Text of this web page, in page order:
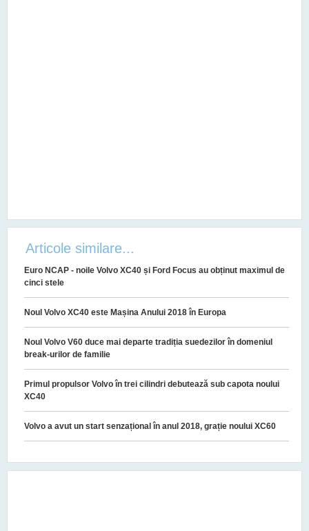
Articole similare...
Euro NCAP - noile Volvo XC40 și Ford Focus au obținut maximul de
cinci stele
Noul Volvo XC40 este Mașina Anului 2018 în Europa
Noul Volvo V60 duce mai departe tradiția suedezilor în domeniul
break-urilor de familie
Primul propulsor Volvo în trei cilindri debutează sub capota noului
XC40
Volvo a avut un start senzațional în anul 2018, grație noului XC60